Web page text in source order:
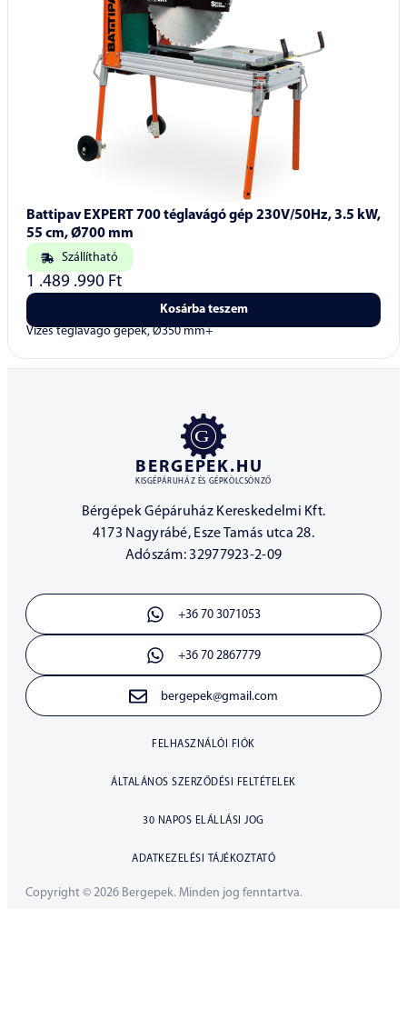
Battipav EXPERT 700 téglavágó gép 230V/50Hz, 3.5 kW,
55 cm, Ø700 mm
Szállítható
1 .489 .990 Ft
Kosárba teszem
Vizes téglavágó gépek, Ø350 mm+
BERGEPEK.HU
KISGÉPÁRUHÁZ ÉS GÉPKÖLCSÖNZŐ
Bérgépek Gépáruház Kereskedelmi Kft.
4173 Nagyrábé, Esze Tamás utca 28.
Adószám: 32977923-2-09
+36 70 3071053
+36 70 2867779
bergepek@gmail.com
FELHASZNÁLÓI FIÓK
ÁLTALÁNOS SZERZŐDÉSI FELTÉTELEK
30 NAPOS ELÁLLÁSI JOG
ADATKEZELÉSI TÁJÉKOZTATÓ
Copyright © 2026 Bergepek. Minden jog fenntartva.